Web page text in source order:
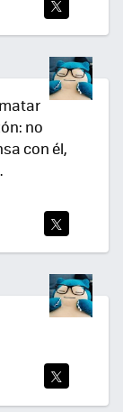
TWI
TEA
R
no
con él,
TWI
TEA
R